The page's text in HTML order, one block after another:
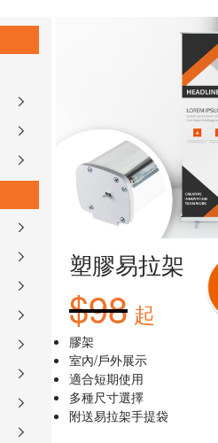
塑膠易拉架
$98 起
膠架
室內/戶外展⽰
適合短期使⽤
多種尺⼨選擇
附送易拉架⼿提袋